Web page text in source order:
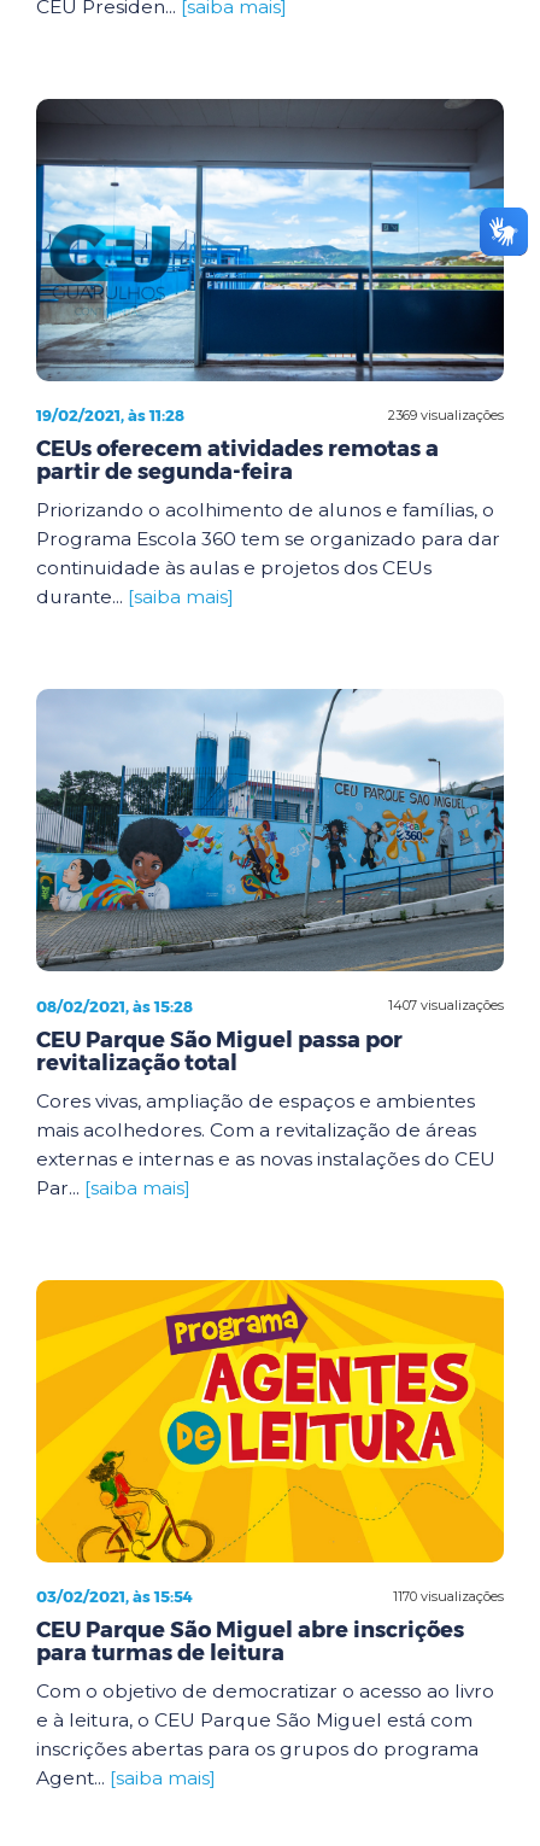
CEU Presiden... [saiba mais]
2369 visualizações
19/02/2021, às 11:28
CEUs oferecem atividades remotas a
partir de segunda-feira
Priorizando o acolhimento de alunos e famílias, o
Programa Escola 360 tem se organizado para dar
continuidade às aulas e projetos dos CEUs
durante... [saiba mais]
1407 visualizações
08/02/2021, às 15:28
CEU Parque São Miguel passa por
revitalização total
Cores vivas, ampliação de espaços e ambientes
mais acolhedores. Com a revitalização de áreas
externas e internas e as novas instalações do CEU
Par... [saiba mais]
1170 visualizações
03/02/2021, às 15:54
CEU Parque São Miguel abre inscrições
para turmas de leitura
Com o objetivo de democratizar o acesso ao livro
e à leitura, o CEU Parque São Miguel está com
inscrições abertas para os grupos do programa
Agent... [saiba mais]